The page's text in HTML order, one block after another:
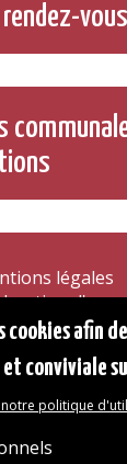
rendez-vous
légales
services de
cookies afin
conviviale
politique